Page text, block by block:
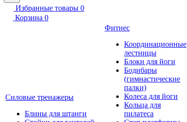
Избранные товары 0
Корзина 0
Силовые тренажеры
Блины для штанги
Фитнес
Координационные
лестницы
Блоки для йоги
Бодибары
(гимнастические
палки)
Колеса для йоги
Кольца для
пилатеса